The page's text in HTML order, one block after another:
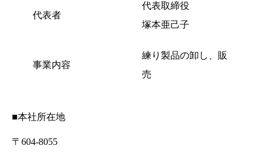
代表者
代表取締役
塚本亜己子
事業内容
練り製品の卸し、販
売
■本社所在地
〒604-8055